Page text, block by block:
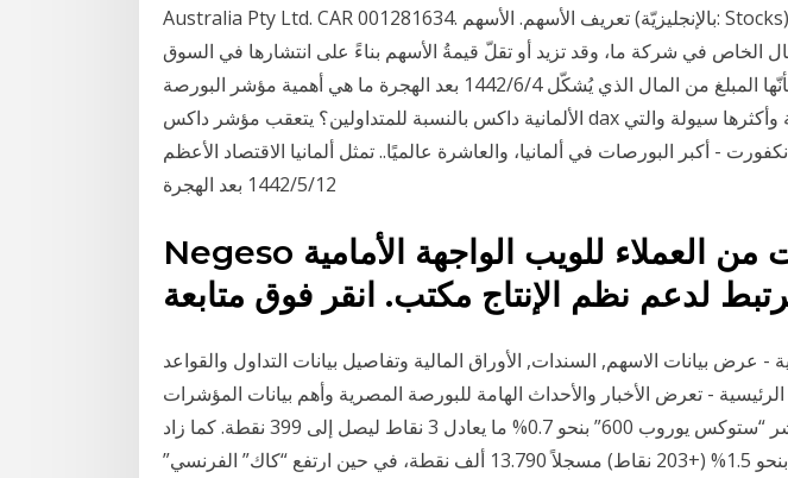
Australia Pty Ltd. CAR 001281634. تعريف الأسهم. الأسهم (بالإنجليزيّة: Stocks) هي ورقة ماليّة تُمثّل
الخاص في شركة ما، وقد تزيد أو تقلّ قيمةُ الأسهم بناءً على انتشارها في السوق
الماليّ، وتُعرَّف الأسهم بأنّها المبلغ من المال الذي يُشكّل 4‏‏/6‏‏/1442 بعد الهجرة ما هي أهمية مؤشر البورصة
الألمانية داكس بالنسبة للمتداولين؟ يتعقب مؤشر داكس dax قيمة أكبر 30 شركة وأكثرها سيولة والتي
- أكبر البورصات في ألمانيا، والعاشرة عالميًا.. تمثل ألمانيا الاقتصاد الأعظم
12‏‏/5‏‏/1442 بعد الهجرة
Negeso لديها العشرات من العملاء للويب الواجهة الأمامية
لدعم نظم الإنتاج مكتب. انقر فوق متابعة
عرض بيانات الاسهم, السندات, الأوراق المالية وتفاصيل بيانات التداول والقواعد
الرئيسية - تعرض الأخبار والأحداث الهامة للبورصة المصرية وأهم بيانات المؤشرات
وعند الإغلاق، ارتفع مؤشر “ستوكس يوروب 600” بنحو 0.7% ما يعادل 3 نقاط ليصل إلى 399 نقطة. كما زاد
مؤشر “داكس” الألماني بنحو 1.5% (+203 نقاط) مسجلاً 13.790 ألف نقطة، في حين ارتفع “كاك” الفرنسي”